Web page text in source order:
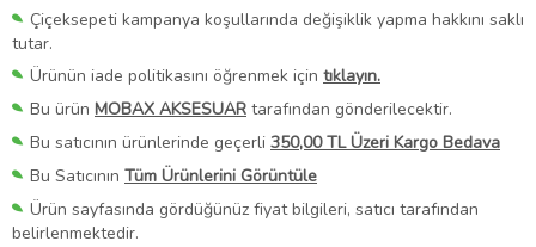
Çiçeksepeti kampanya koşullarında değişiklik yapma hakkını saklı
tutar.
Ürünün iade politikasını öğrenmek için tıklayın.
Bu ürün MOBAX AKSESUAR tarafından gönderilecektir.
Bu satıcının ürünlerinde geçerli 350,00 TL Üzeri Kargo Bedava
Bu Satıcının Tüm Ürünlerini Görüntüle
Ürün sayfasında gördüğünüz fiyat bilgileri, satıcı tarafından
belirlenmektedir.